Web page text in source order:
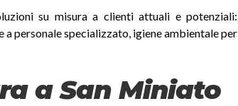
su misura a clienti attuali e potenziali:
personale specializzato, igiene ambientale per
a San Miniato